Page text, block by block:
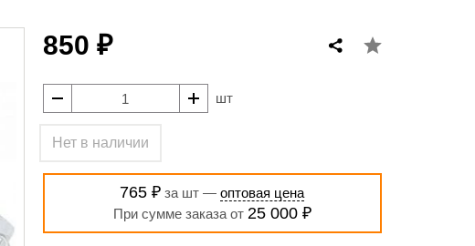
850 ₽
шт
Нет в наличии
765 ₽ за шт —оптовая цена
При сумме заказа от 25 000 ₽